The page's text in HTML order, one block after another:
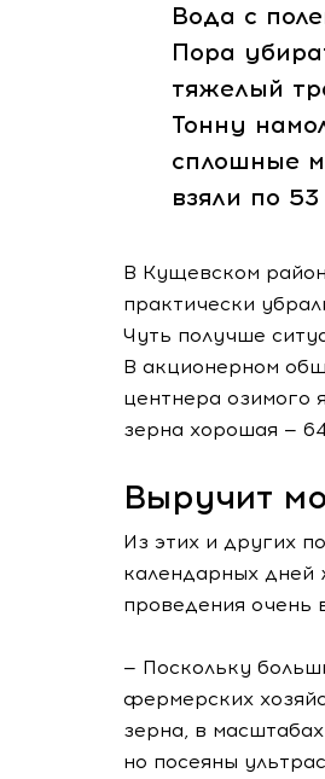
Вода с
Пора
тяжелый
Тонну
сплошные
взяли по
В Кущевском
практически
Чуть получше
В акционерном
центнера озимого
зерна хорошая —
Выручит
Из этих и других
календарных дней
проведения очень
— Поскольку
фермерских
зерна, в
но посеяны